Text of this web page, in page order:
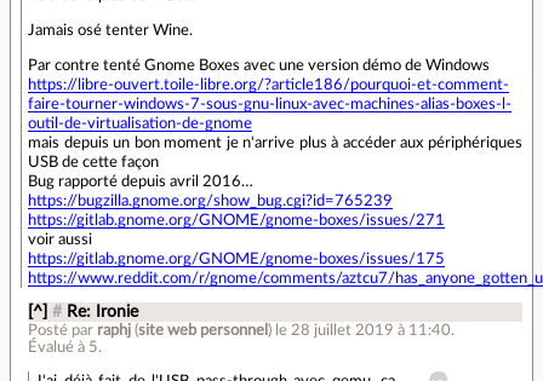
Jamais osé tenter Wine.
Par contre tenté Gnome Boxes avec une version démo de Windows
https://libre-ouvert.toile-libre.org/?article186/pourquoi-et-comment-
faire-tourner-windows-7-sous-gnu-linux-avec-machines-alias-boxes-l-
outil-de-virtualisation-de-gnome
mais depuis un bon moment je n'arrive plus à accéder aux périphériques
USB de cette façon
Bug rapporté depuis avril 2016…
https://bugzilla.gnome.org/show_bug.cgi?id=765239
https://gitlab.gnome.org/GNOME/gnome-boxes/issues/271
voir aussi
https://gitlab.gnome.org/GNOME/gnome-boxes/issues/175
https://www.reddit.com/r/gnome/comments/aztcu7/
[^] # Re: Ironie
Posté par raphj (site web personnel ) le 28 juillet 2019 à 11:40.
Évalué à 5.